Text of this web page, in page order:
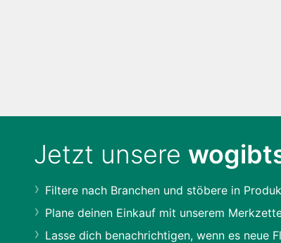
Jetzt unsere
Filtere nach Branchen und stöbere in
Plane deinen Einkauf mit unserem
Lasse dich benachrichtigen, wenn es neue